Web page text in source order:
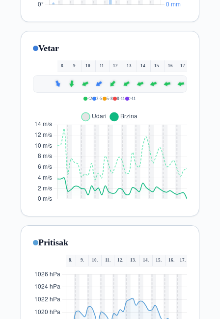
Vetar
8. 9. 10. 11. 12. 13. 14. 15. 16. 17.
Pritisak
8. 9. 10. 11. 12. 13. 14. 15. 16. 17.